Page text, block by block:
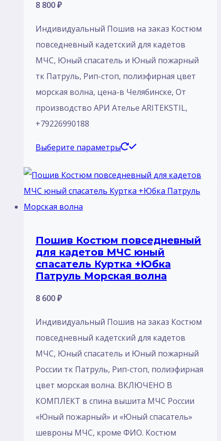
8 800₽
Индивидуальный Пошив на заказ Костюм
повседневный кадетский для кадетов
МЧС, Юный спасатель и Юный пожарный
тк Патруль, Рип-стоп, полиэфирная цвет
морская волна, цена-в Челябинске, От
производство АРИ Ателье ARITEKSTIL,
+79226990188
Выберите параметры
Этот
имеет
несколько
можно
выбрать
на
Пошив Костюм повседневный
для кадетов МЧС юный
спасатель Куртка +Юбка
Патруль Морская волна
8 600₽
Индивидуальный Пошив на заказ Костюм
повседневный кадетский для кадетов
МЧС, Юный спасатель и Юный пожарный
России тк Патруль, Рип-стоп, полиэфирная
цвет морская волна. ВКЛЮЧЕНО В
КОМПЛЕКТ в спина вышита МЧС России
«Юный пожарный» и «Юный спасатель»
шевроны МЧС, кроме ФИО. Костюм